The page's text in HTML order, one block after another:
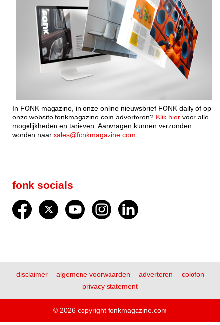
In FONK magazine, in onze online nieuwsbrief FONK daily óf op
onze website fonkmagazine.com adverteren? Klik hier voor alle
mogelijkheden en tarieven. Aanvragen kunnen verzonden
worden naar sales@fonkmagazine.com
fonk socials
disclaimer algemene voorwaarden adverteren
colofon
privacy statement
© 2026 copyright fonkmagazine.com